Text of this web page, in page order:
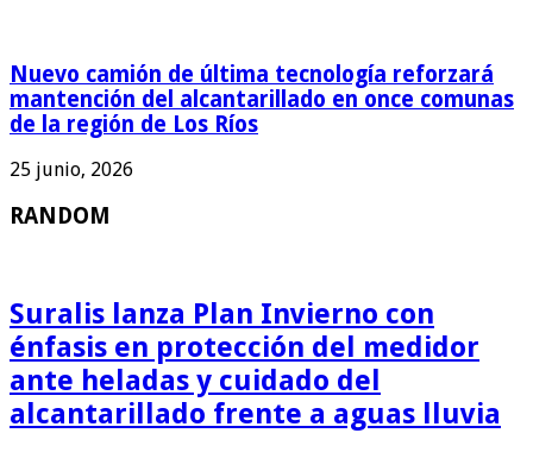
Nuevo camión de última tecnología reforzará
mantención del alcantarillado en once comunas
de la región de Los Ríos
25 junio, 2026
RANDOM
Suralis lanza Plan Invierno con
énfasis en protección del medidor
ante heladas y cuidado del
alcantarillado frente a aguas lluvia